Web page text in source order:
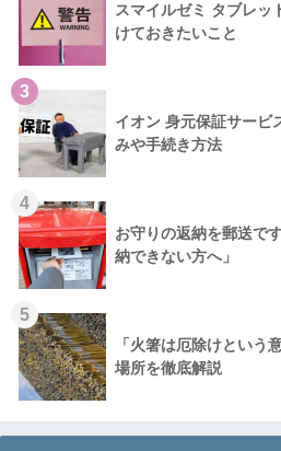
スマイルゼミ タブレッ
けておきたいこと
3
イオン 身元保証サービ
みや手続き方法
4
お守りの返納を郵送で
納できない方へ」
5
「火箸は厄除けという
場所を徹底解説